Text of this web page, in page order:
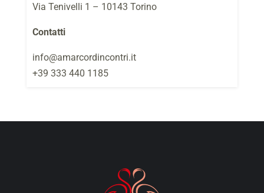
Via Tenivelli 1 – 10143 Torino
Contatti
info@amarcordincontri.it
+39 333 440 1185